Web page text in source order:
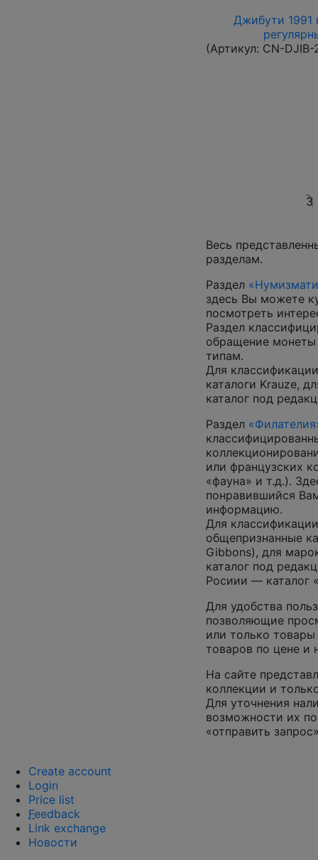
Джибути 1991
(Артикул: CN-DJIB-
3
Весь
разделам.
Раздел
здесь Вы можете
посмотреть
Раздел
обращение
типам.
Для
каталоги Krauze,
каталог под
Раздел
или французских
«фауна» и т.д.).
понравившийся
информацию.
Для
общепризнанные
Gibbons), для
каталог под
Росиии — каталог
Для удобства
позволяющие
или только
товаров по цене и
На сайте
коллекции и
Для уточнения
возможности их
«отправить
Create account
Login
Price list
Feedback
Link exchange
Новости